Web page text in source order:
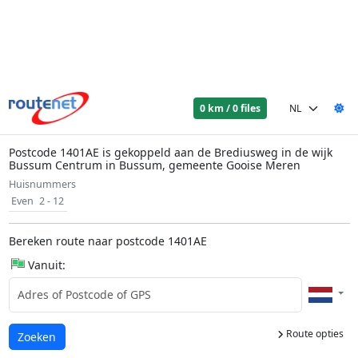
0 km / 0 files
Postcode 1401AE is gekoppeld aan de Brediusweg in de wijk
Bussum Centrum in Bussum, gemeente Gooise Meren
Huisnummers
Even 2 - 12
Bereken route naar postcode 1401AE
Vanuit:
Route opties
Laden...
Zoeken